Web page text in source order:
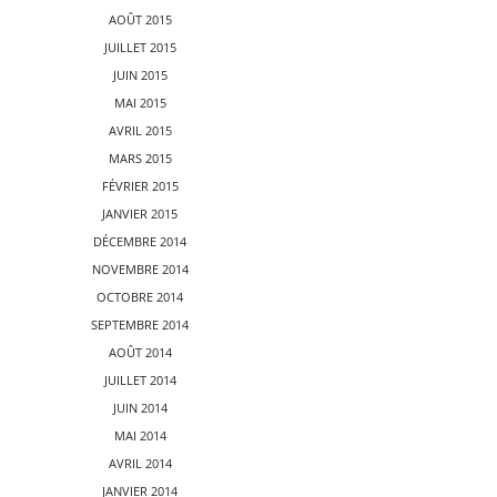
AOÛT 2015
JUILLET 2015
JUIN 2015
MAI 2015
AVRIL 2015
MARS 2015
FÉVRIER 2015
JANVIER 2015
DÉCEMBRE 2014
NOVEMBRE 2014
OCTOBRE 2014
SEPTEMBRE 2014
AOÛT 2014
JUILLET 2014
JUIN 2014
MAI 2014
AVRIL 2014
JANVIER 2014